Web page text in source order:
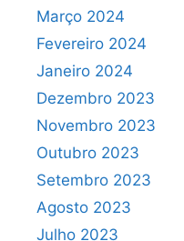
Março 2024
Fevereiro 2024
Janeiro 2024
Dezembro 2023
Novembro 2023
Outubro 2023
Setembro 2023
Agosto 2023
Julho 2023